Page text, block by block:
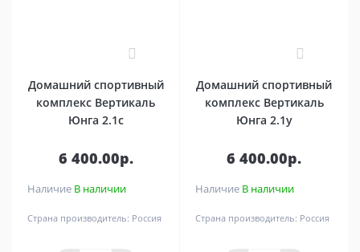
Домашний спортивный
комплекс Вертикаль
Юнга 2.1c
6 400.00р.
Наличие В наличии
Страна производитель: Россия
Домашний спортивный
комплекс Вертикаль
Юнга 2.1y
6 400.00р.
Наличие В наличии
Страна производитель: Россия